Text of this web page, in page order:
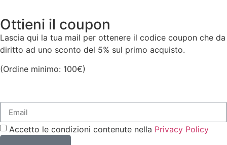
Ottieni il coupon
Lascia qui la tua mail per ottenere il codice coupon che da
diritto ad uno sconto del 5% sul primo acquisto.
(Ordine minimo: 100€)
Accetto le condizioni contenute nella Privacy Policy